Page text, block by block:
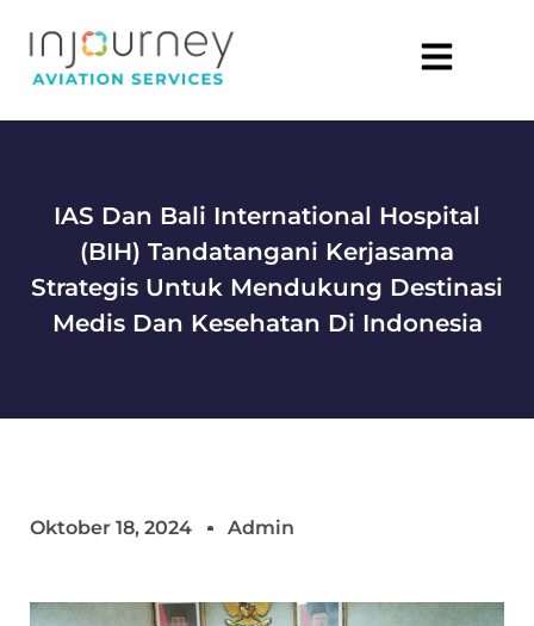
IAS Dan Bali International Hospital
(BIH) Tandatangani Kerjasama
Strategis Untuk Mendukung Destinasi
Medis Dan Kesehatan Di Indonesia
Oktober 18, 2024 Admin